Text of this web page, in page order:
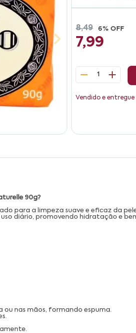
8,49 6% OFF
7,99
1
Vendido e entregue
90g?
para a limpeza suave e eficaz da
diário, promovendo hidratação e
nas mãos, formando espuma.